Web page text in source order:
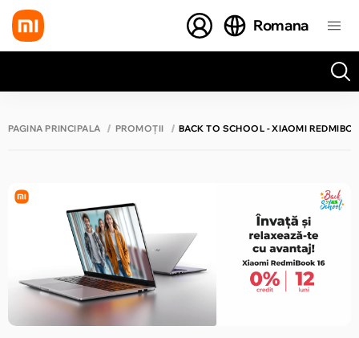
Romana
PAGINA PRINCIPALĂ PROMOȚII BACK TO SCHOOL - XIAOMI